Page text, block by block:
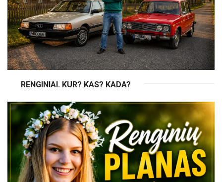
RENGINIAI. KUR? KAS? KADA?